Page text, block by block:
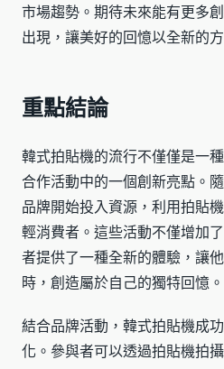
市場趨勢。期待未來能有更多
出現，讓美好的回憶以全新的
重點結論
韓式拍貼機的流行不僅僅是一
合作活動中的一個創新亮點。
品牌開始投入資源，利用拍貼
輕消費者。這些活動不僅增加
者提供了一種全新的體驗，讓
時，創造屬於自己的獨特回憶。
結合品牌活動，韓式拍貼機成
化。參與者可以透過拍貼機拍